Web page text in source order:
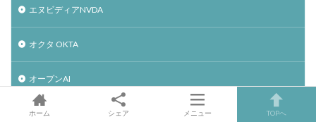
エヌビディアNVDA
オクタ OKTA
オープンAI
オープンドア OPEN
ホーム シェア メニュー TOPへ